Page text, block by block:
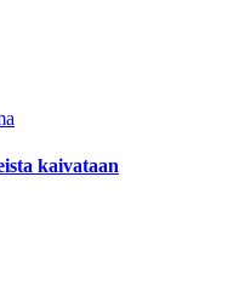
kaivataan